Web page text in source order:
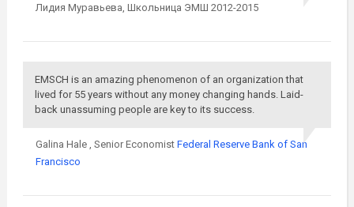
Лидия Муравьева, Школьница ЭМШ 2012-2015
EMSCH is an amazing phenomenon of an organization that
lived for 55 years without any money changing hands. Laid-
back unassuming people are key to its success.
Galina Hale , Senior Economist Federal Reserve Bank of San
Francisco